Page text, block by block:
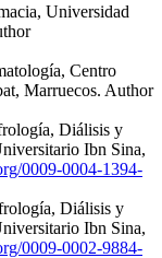
Universidad
Centro
Marruecos. Author
Diálisis y
Ibn Sina,
0009-0004-1394-
Diálisis y
Ibn Sina,
0009-0002-9884-